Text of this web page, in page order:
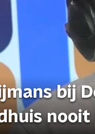
bij